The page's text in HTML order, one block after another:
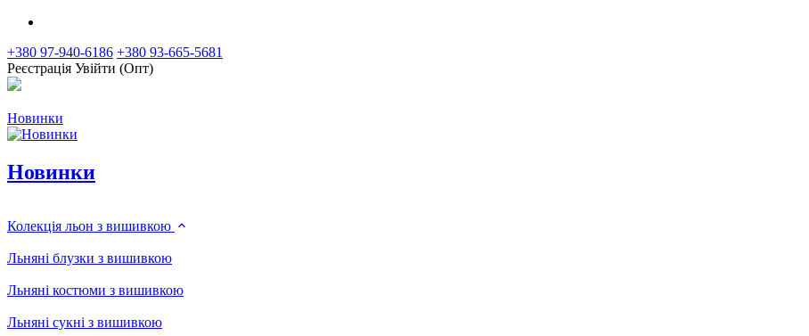
+380 97-940-6186 +380 93-665-5681
Реєстрація Увійти (Опт)
Новинки
Новинки
Колекція льон з вишивкою
Льняні блузки з вишивкою
Льняні костюми з вишивкою
Льняні сукні з вишивкою